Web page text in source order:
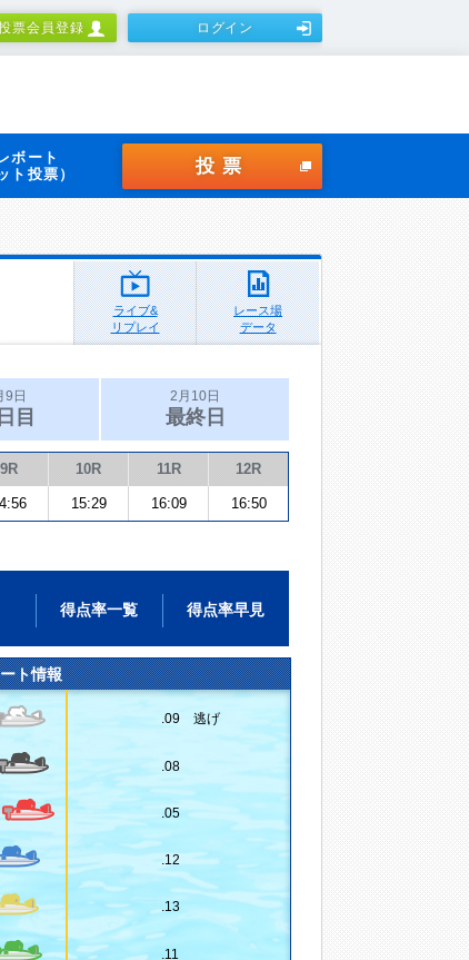
票会員登録 ログイン
ボート
ト投票）
投票
ライブ&
リプレイ
レース場
データ
9日
目
2月10日
最終日
9R 10R 11R 12R
15:29 16:09 16:50
得点率一覧 得点率早見
ト情報
.09 逃げ
.08
.05
.12
.13
.11